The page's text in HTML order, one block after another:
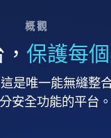
概觀
保護每
這是唯一能無縫整
安全功能的平台。